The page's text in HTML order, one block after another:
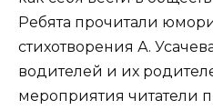
Ребята прочитали
стихотворения А.
водителей и их
мероприятия читатели